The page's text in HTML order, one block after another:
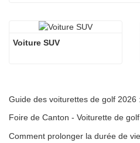
Voiture SUV
Foire de Canton - Voiturette de golf